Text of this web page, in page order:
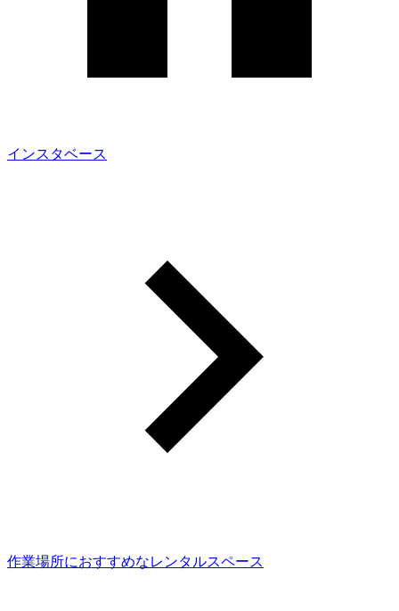
インスタベース
作業場所におすすめなレンタルスペース